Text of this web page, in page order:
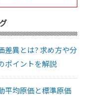
差異とは? 求め方や分
ポイントを解説
平均原価と標準原価